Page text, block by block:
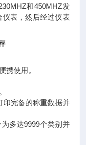
和450MHZ发
表，然后经过仪表
携使用。
印完备的称重数据并
多达9999个类别并